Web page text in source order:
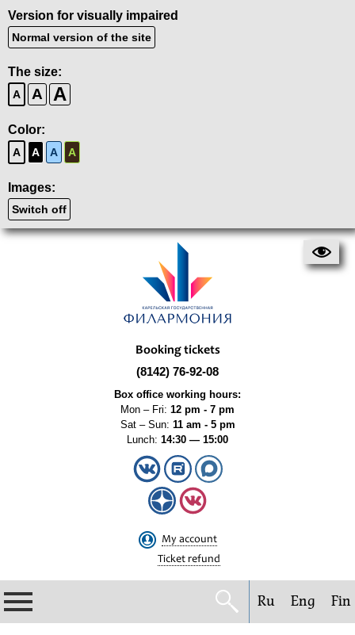
Version for visually impaired
Normal version of the site
The size:
A A A
Color:
A A A A
Images:
Switch off
Booking tickets
(8142) 76-92-08
Box office working hours:
Mon – Fri: 12 pm - 7 pm
Sat – Sun: 11 am - 5 pm
Lunch: 14:30 — 15:00
My account
Ticket refund
Ru Eng Fin